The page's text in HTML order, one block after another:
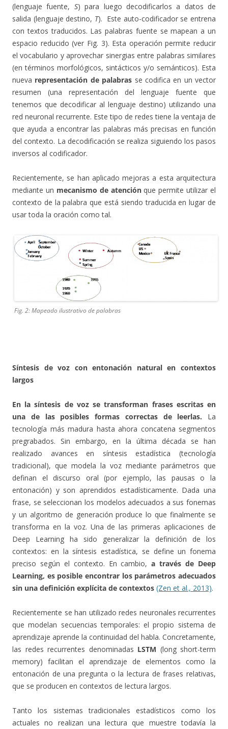
(lenguaje fuente, S) para luego decodificarlos a datos de
salida (lenguaje destino, T). Este auto-codificador se entrena
con textos traducidos. Las palabras fuente se mapean a un
espacio reducido (ver Fig. 3). Esta operación permite reducir
el vocabulario y aprovechar sinergias entre palabras similares
(en términos morfológicos, sintácticos y/o semánticos). Esta
nueva representación de palabras se codifica en un vector
resumen (una representación del lenguaje fuente que
tenemos que decodificar al lenguaje destino) utilizando una
red neuronal recurrente. Este tipo de redes tiene la ventaja de
que ayuda a encontrar las palabras más precisas en función
del contexto. La decodificación se realiza siguiendo los pasos
inversos al codificador.
Recientemente, se han aplicado mejoras a esta arquitectura
mediante un mecanismo de atenciónque permite utilizar el
contexto de la palabra que está siendo traducida en lugar de
usar toda la oración como tal.
Fig. 2: Mapeado ilustrativo de palabras
Síntesis de voz con entonación natural en contextos
largos
En la síntesis de voz se transforman frases escritas en
una de las posibles formas correctas de leerlas. La
tecnología más madura hasta ahora concatena segmentos
pregrabados. Sin embargo, en la última década se han
realizado avances en síntesis estadística (tecnología
tradicional), que modela la voz mediante parámetros que
definan el discurso oral (por ejemplo, las pausas o la
entonación) y son aprendidos estadísticamente. Dada una
frase, se seleccionan los modelos adecuados a sus fonemas
y un algoritmo de generación produce lo que finalmente se
transforma en la voz. Una de las primeras aplicaciones de
Deep Learning ha sido generalizar la definición de los
contextos: en la síntesis estadística, se define un fonema
preciso según el contexto. En cambio,a través de Deep
Learning, es posible encontrar los parámetros adecuados
sin una definición explícita de contextos (Zen et al., 2013).
Recientemente se han utilizado redes neuronales recurrentes
que modelan secuencias temporales: el propio sistema de
aprendizaje aprende la continuidad del habla. Concretamente,
las redes recurrentes denominadas LSTM (long short-term
memory) facilitan el aprendizaje de elementos como la
entonación de una pregunta o la lectura de frases relativas,
que se producen en contextos de lectura largos.
Tanto los sistemas tradicionales estadísticos como los
actuales no realizan una lectura que muestre todavía la